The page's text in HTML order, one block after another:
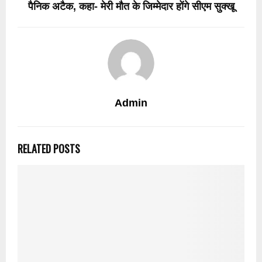
पैनिक अटैक, कहा- मेरी मौत के जिम्मेदार होंगे सीएम सुक्खू
Admin
RELATED POSTS